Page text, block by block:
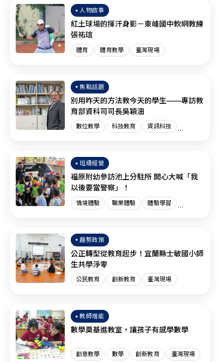
人物故事
紅土球場的揮汗身影－東峰國中軟網教練
張祐瑄
體育 體育教學 臺灣現場
焦點話題
別用昨天的方法教今天的學生——專訪教
育部資科司司長吳穎沺
數位教學 科技教育 資訊科技
班級經營
福原附幼參訪池上分駐所 開心大喊「我
以後要當警察」！
情境體驗 職業體驗 體驗學習
趨勢政策
公正轉型從教育起步！宜蘭縣士敏國小師
生共學淨零
公民教育 創新教育 臺灣現場
教師增能
數學奠基進教室，讓孩子有感學數學
創意教學 數學 創新教育 臺灣現場